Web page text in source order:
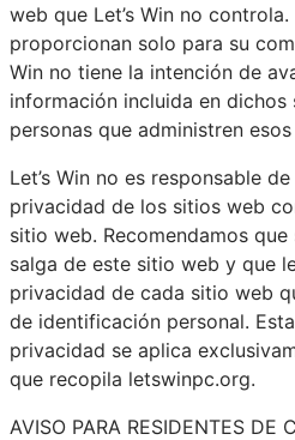
web que Let’s Win no
proporcionan solo para su
Win no tiene la intención de
información incluida en
personas que administren
Let’s Win no es responsable
privacidad de los sitios web
sitio web. Recomendamos
salga de este sitio web y que
privacidad de cada sitio web
de identificación personal.
privacidad se aplica
que recopila letswinpc.org.
AVISO PARA RESIDENTES DE